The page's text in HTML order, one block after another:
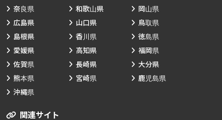
奈良県
和歌山県
岡山県
広島県
山口県
鳥取県
島根県
香川県
徳島県
愛媛県
高知県
福岡県
佐賀県
長崎県
大分県
熊本県
宮崎県
鹿児島県
沖縄県
関連サイト